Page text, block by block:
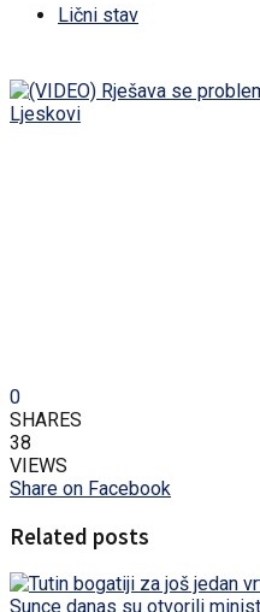
Lični stav
0
SHARES
38
VIEWS
Share on Facebook
Related posts